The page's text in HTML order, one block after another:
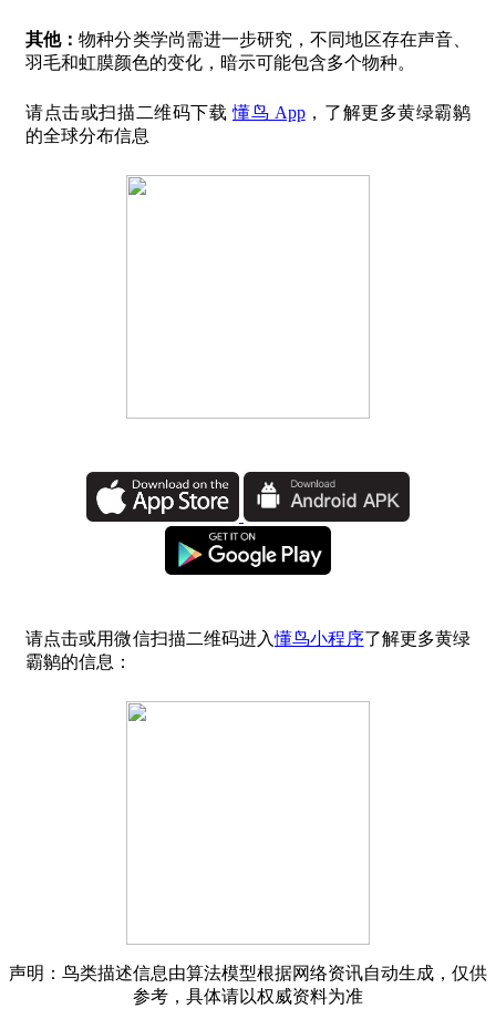
其他：物种分类学尚需进一步研究，不同地区存在声音、
羽毛和虹膜颜色的变化，暗示可能包含多个物种。
请点击或扫描二维码下载懂鸟 App，了解更多黄绿霸鹟
的全球分布信息
请点击或用微信扫描二维码进入懂鸟小程序了解更多黄绿
霸鹟的信息：
声明：鸟类描述信息由算法模型根据网络资讯自动生成，仅供
参考，具体请以权威资料为准